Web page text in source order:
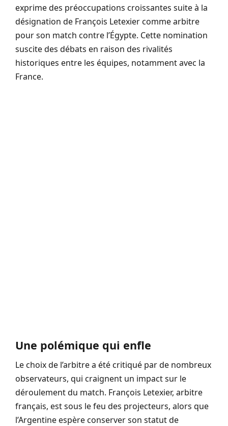
exprime des préoccupations croissantes suite à la
désignation de François Letexier comme arbitre
pour son match contre l’Égypte. Cette nomination
suscite des débats en raison des rivalités
historiques entre les équipes, notamment avec la
France.
Une polémique qui enfle
Le choix de l’arbitre a été critiqué par de nombreux
observateurs, qui craignent un impact sur le
déroulement du match. François Letexier, arbitre
français, est sous le feu des projecteurs, alors que
l’Argentine espère conserver son statut de